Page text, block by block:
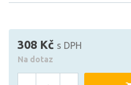
308 Kč s DPH
Na dotaz